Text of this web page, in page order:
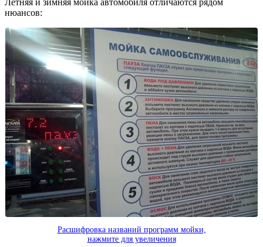
нюансов:
Расшифровка названий программ мойки,
нажмите для увеличения